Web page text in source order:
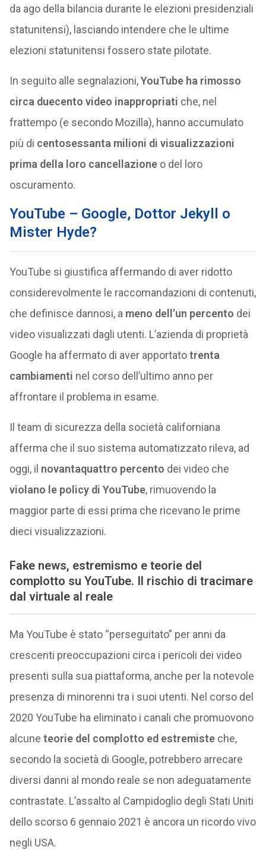
da ago della bilancia durante le elezioni presidenziali
statunitensi), lasciando intendere che le ultime
elezioni statunitensi fossero state pilotate.
In seguito alle segnalazioni,YouTube ha rimosso
circa duecento video inappropriati che, nel
frattempo (e secondo Mozilla), hanno accumulato
più di centosessanta milioni di visualizzazioni
prima della loro cancellazioneo del loro
oscuramento.
YouTube – Google, Dottor Jekyll o
Mister Hyde?
YouTube si giustifica affermando di aver ridotto
considerevolmente le raccomandazioni di contenuti,
che definisce dannosi, a meno dell’un percento dei
video visualizzati dagli utenti. L’azienda di proprietà
Google ha affermato di aver apportatotrenta
cambiamenti nel corso dell’ultimo anno per
affrontare il problema in esame.
Il team di sicurezza della società californiana
afferma che il suo sistema automatizzato rileva, ad
oggi, il novantaquattro percento dei video che
violano le policy di YouTube, rimuovendo la
maggior parte di essi prima che ricevano le prime
dieci visualizzazioni.
Fake news, estremismo e teorie del
complotto su YouTube. Il rischio di tracimare
dal virtuale al reale
Ma YouTube è stato “perseguitato” per anni da
crescenti preoccupazioni circa i pericoli dei video
presenti sulla sua piattaforma, anche per la notevole
presenza di minorenni tra i suoi utenti. Nel corso del
2020 YouTube ha eliminato i canali che promuovono
alcune teorie del complotto ed estremisteche,
secondo la società di Google, potrebbero arrecare
diversi danni al mondo reale se non adeguatamente
contrastate. L’assalto al Campidoglio degli Stati Uniti
dello scorso 6 gennaio 2021 è ancora un ricordo vivo
negli USA.